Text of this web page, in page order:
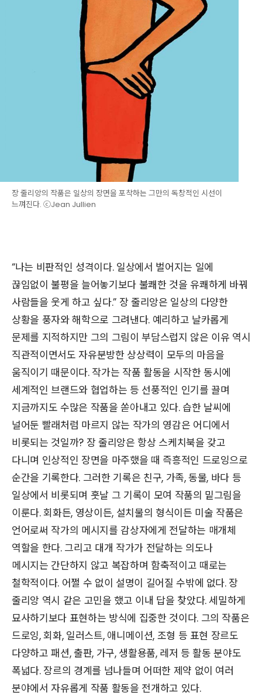
장 줄리앙의 작품은 일상의 장면을 포착하는 그만의 독창적인 시선이
느껴진다. ⓒJean Jullien
“나는 비판적인 성격이다. 일상에서 벌어지는 일에
끊임없이 불평을 늘어놓기보다 불쾌한 것을 유쾌하게 바꿔
사람들을 웃게 하고 싶다.” 장 줄리앙은 일상의 다양한
상황을 풍자와 해학으로 그려낸다. 예리하고 날카롭게
문제를 지적하지만 그의 그림이 부담스럽지 않은 이유 역시
직관적이면서도 자유분방한 상상력이 모두의 마음을
움직이기 때문이다. 작가는 작품 활동을 시작한 동시에
세계적인 브랜드와 협업하는 등 선풍적인 인기를 끌며
지금까지도 수많은 작품을 쏟아내고 있다. 습한 날씨에
널어둔 빨래처럼 마르지 않는 작가의 영감은 어디에서
비롯되는 것일까? 장 줄리앙은 항상 스케치북을 갖고
다니며 인상적인 장면을 마주했을 때 즉흥적인 드로잉으로
순간을 기록한다. 그러한 기록은 친구, 가족, 동물, 바다 등
일상에서 비롯되며 훗날 그 기록이 모여 작품의 밑그림을
이룬다. 회화든, 영상이든, 설치물의 형식이든 미술 작품은
언어로써 작가의 메시지를 감상자에게 전달하는 매개체
역할을 한다. 그리고 대개 작가가 전달하는 의도나
메시지는 간단하지 않고 복잡하며 함축적이고 때로는
철학적이다. 어쩔 수 없이 설명이 길어질 수밖에 없다. 장
줄리앙 역시 같은 고민을 했고 이내 답을 찾았다. 세밀하게
묘사하기보다 표현하는 방식에 집중한 것이다. 그의 작품은
드로잉, 회화, 일러스트, 애니메이션, 조형 등 표현 장르도
다양하고 패션, 출판, 가구, 생활용품, 레저 등 활동 분야도
폭넓다. 장르의 경계를 넘나들며 어떠한 제약 없이 여러
분야에서 자유롭게 작품 활동을 전개하고 있다.